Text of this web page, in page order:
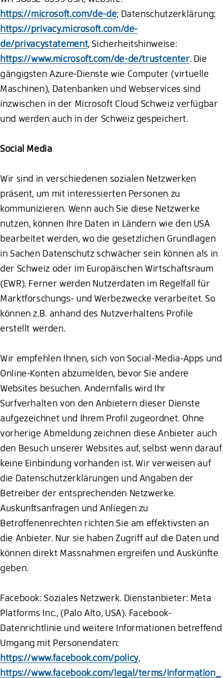
https://microsoft.com/de-de; Datenschutzerklärung:
https://privacy.microsoft.com/de-
de/privacystatement, Sicherheitshinweise:
https://www.microsoft.com/de-de/trustcenter. Die
gängigsten Azure-Dienste wie Computer (virtuelle
Maschinen), Datenbanken und Webservices sind
inzwischen in der Microsoft Cloud Schweiz verfügbar
und werden auch in der Schweiz gespeichert.
Social Media
Wir sind in verschiedenen sozialen Netzwerken
präsent, um mit interessierten Personen zu
kommunizieren. Wenn auch Sie diese Netzwerke
nutzen, können Ihre Daten in Ländern wie den USA
bearbeitet werden, wo die gesetzlichen Grundlagen
in Sachen Datenschutz schwächer sein können als in
der Schweiz oder im Europäischen Wirtschaftsraum
(EWR). Ferner werden Nutzerdaten im Regelfall für
Marktforschungs- und Werbezwecke verarbeitet. So
können z.B. anhand des Nutzverhaltens Profile
erstellt werden.
Wir empfehlen Ihnen, sich von Social-Media-Apps und
Online-Konten abzumelden, bevor Sie andere
Websites besuchen. Andernfalls wird Ihr
Surfverhalten von den Anbietern dieser Dienste
aufgezeichnet und Ihrem Profil zugeordnet. Ohne
vorherige Abmeldung zeichnen diese Anbieter auch
den Besuch unserer Websites auf, selbst wenn darauf
keine Einbindung vorhanden ist. Wir verweisen auf
die Datenschutzerklärungen und Angaben der
Betreiber der entsprechenden Netzwerke.
Auskunftsanfragen und Anliegen zu
Betroffenenrechten richten Sie am effektivsten an
die Anbieter. Nur sie haben Zugriff auf die Daten und
können direkt Massnahmen ergreifen und Auskünfte
geben.
Facebook: Soziales Netzwerk. Dienstanbieter: Meta
Platforms Inc., (Palo Alto, USA). Facebook-
Datenrichtlinie und weitere Informationen betreffend
Umgang mit Personendaten:
https://www.facebook.com/policy,
https://www.facebook.com/legal/terms/information_